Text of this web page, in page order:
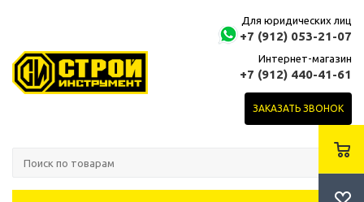
Для юридических лиц
+7 (912) 053-21-07
Интернет-магазин
+7 (912) 440-41-61
ЗАКАЗАТЬ ЗВОНОК